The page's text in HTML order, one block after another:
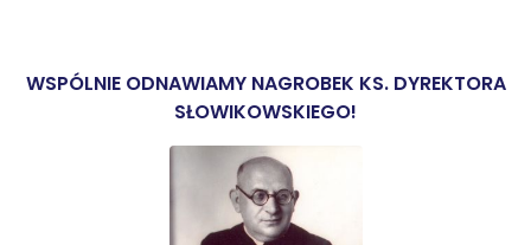
WSPÓLNIE ODNAWIAMY NAGROBEK KS. DYREKTORA
SŁOWIKOWSKIEGO!